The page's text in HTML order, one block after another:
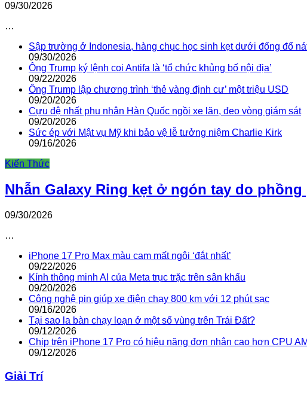
09/30/2026
…
Sập trường ở Indonesia, hàng chục học sinh kẹt dưới đống đổ
09/30/2026
Ông Trump ký lệnh coi Antifa là ‘tổ chức khủng bố nội địa’
09/22/2026
Ông Trump lập chương trình ‘thẻ vàng định cư’ một triệu USD
09/20/2026
Cựu đệ nhất phu nhân Hàn Quốc ngồi xe lăn, đeo vòng giám sát
09/20/2026
Sức ép với Mật vụ Mỹ khi bảo vệ lễ tưởng niệm Charlie Kirk
09/16/2026
Kiến Thức
Nhẫn Galaxy Ring kẹt ở ngón tay do phồng
09/30/2026
…
iPhone 17 Pro Max màu cam mất ngôi ‘đắt nhất’
09/22/2026
Kính thông minh AI của Meta trục trặc trên sân khấu
09/20/2026
Công nghệ pin giúp xe điện chạy 800 km với 12 phút sạc
09/16/2026
Tại sao la bàn chạy loạn ở một số vùng trên Trái Đất?
09/12/2026
Chip trên iPhone 17 Pro có hiệu năng đơn nhân cao hơn CPU
09/12/2026
Giải Trí